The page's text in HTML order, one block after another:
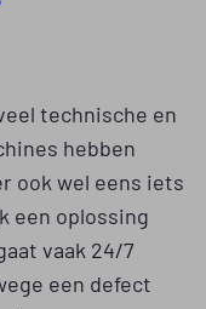
technische en
hebben
ook wel eens iets
een oplossing
vaak 24/7
een defect